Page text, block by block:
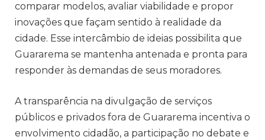
comparar modelos, avaliar viabilidade e propor
inovações que façam sentido à realidade da
cidade. Esse intercâmbio de ideias possibilita que
Guararema se mantenha antenada e pronta para
responder às demandas de seus moradores.
A transparência na divulgação de serviços
públicos e privados fora de Guararema incentiva o
envolvimento cidadão, a participação no debate e